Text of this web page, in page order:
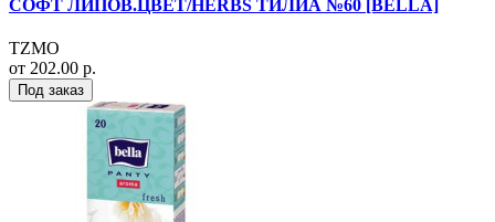
СОФТ ЛИПОВ.ЦВЕТ/HERBS ТИЛИА №60 [BELLA]
TZMO
от 202.00 р.
Под заказ